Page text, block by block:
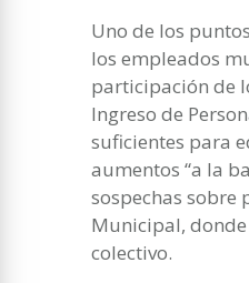
Uno de los
los empleados
participación de
Ingreso de
suficientes para
aumentos “a la
sospechas sobre
Municipal,
colectivo.